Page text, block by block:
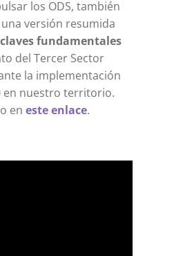
los ODS, también
versión resumida
fundamentales
del Tercer Sector
la implementación
en nuestro territorio.
en este enlace.